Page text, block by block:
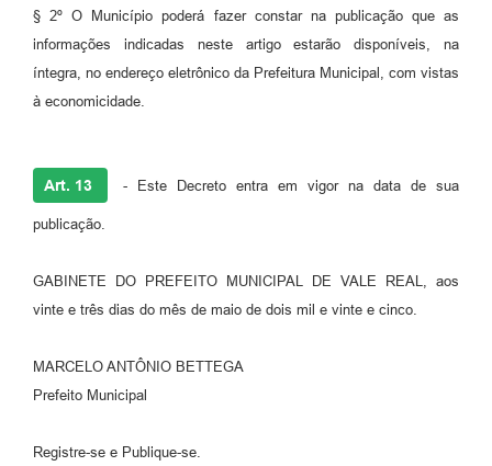
§ 2º O Município poderá fazer constar na publicação que as
informações indicadas neste artigo estarão disponíveis, na
íntegra, no endereço eletrônico da Prefeitura Municipal, com vistas
à economicidade.
Art. 13 - Este Decreto entra em vigor na data de sua
publicação.
GABINETE DO PREFEITO MUNICIPAL DE VALE REAL, aos
vinte e três dias do mês de maio de dois mil e vinte e cinco.
MARCELO ANTÔNIO BETTEGA
Prefeito Municipal
Registre-se e Publique-se.